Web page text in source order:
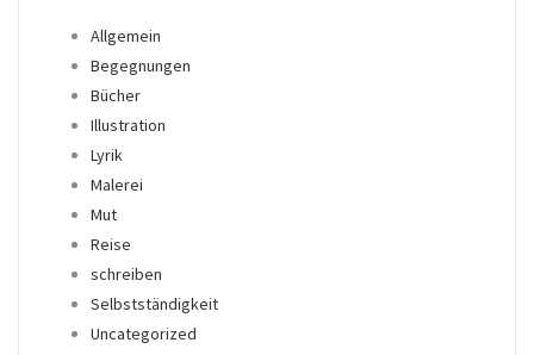
Allgemein
Begegnungen
Bücher
Illustration
Lyrik
Malerei
Mut
Reise
schreiben
Selbstständigkeit
Uncategorized